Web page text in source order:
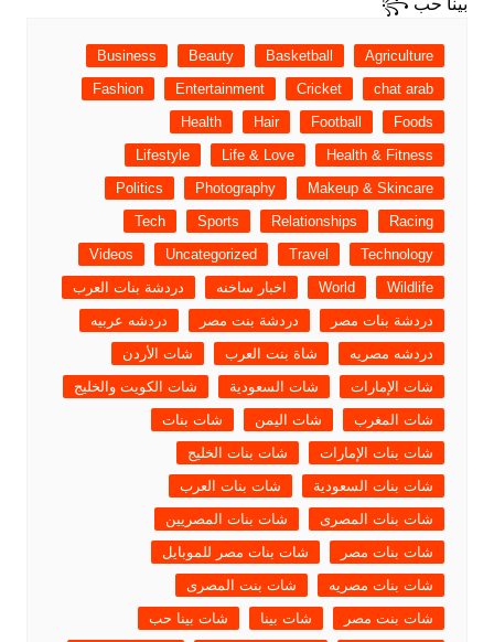
Agriculture
Basketball
Beauty
Business
chat arab
Cricket
Entertainment
Fashion
Foods
Football
Hair
Health
Health & Fitness
Life & Love
Lifestyle
Makeup & Skincare
Photography
Politics
Racing
Relationships
Sports
Tech
Technology
Travel
Uncategorized
Videos
Wildlife
World اخبار ساخنه
دردشة بنات العرب
دردشة بنات مصر
دردشة بنت مصر
دردشه عربيه
دردشه مصريه
شاة بنت العرب
شات الأردن
شات الإمارات
شات السعودية
شات الكويت والخليج
شات المغرب
شات اليمن
شات بنات
شات بنات الإمارات
شات بنات الخليج
شات بنات السعودية
شات بنات العرب
شات بنات المصرى
شات بنات المصريين
شات بنات مصر
شات بنات مصر للموبايل
شات بنات مصريه
شات بنت المصرى
شات بنت مصر
شات بينا
شات بينا حب